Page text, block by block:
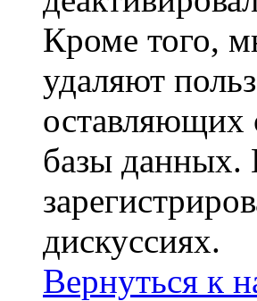
Кроме того,
удаляют
оставляющих
базы данных.
дискуссиях.
Вернуться к